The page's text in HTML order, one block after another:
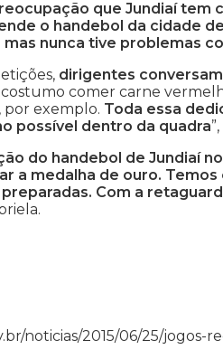
que Jundiaí tem
o handebol da cidade
nunca tive problemas
dirigentes
costumo comer carne
exemplo. Toda essa
possível dentro da quadra
do handebol de Jundiaí
a medalha de ouro.
Com a
noticias/2015/06/25/jogos-